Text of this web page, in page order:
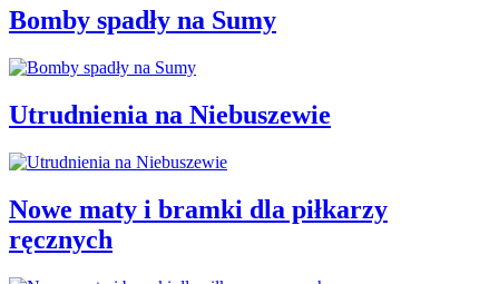
Bomby spadły na Sumy
Utrudnienia na Niebuszewie
Nowe maty i bramki dla piłkarzy
ręcznych